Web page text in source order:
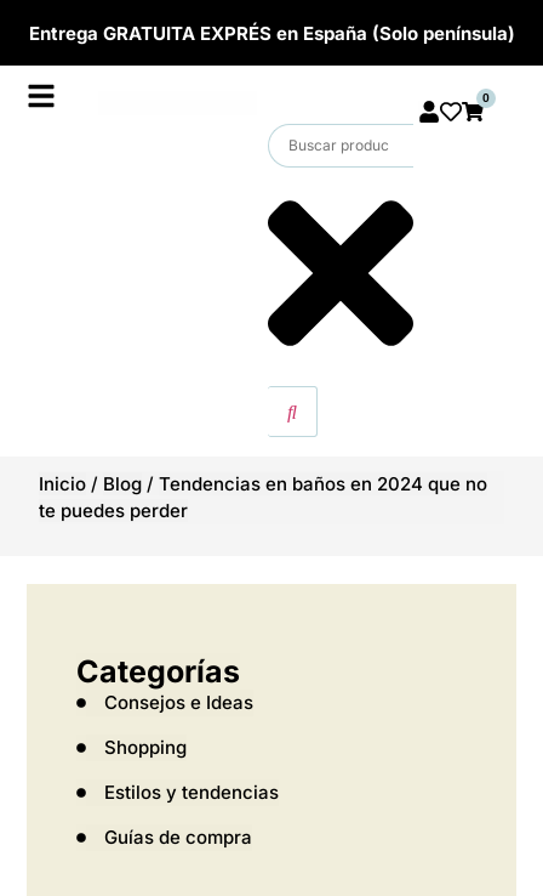
Entrega GRATUITA EXPRÉS en España (Solo península)
0
Inicio / Blog /Tendencias en baños en 2024 que no
te puedes perder
Categorías
Consejos e Ideas
Shopping
Estilos y tendencias
Guías de compra